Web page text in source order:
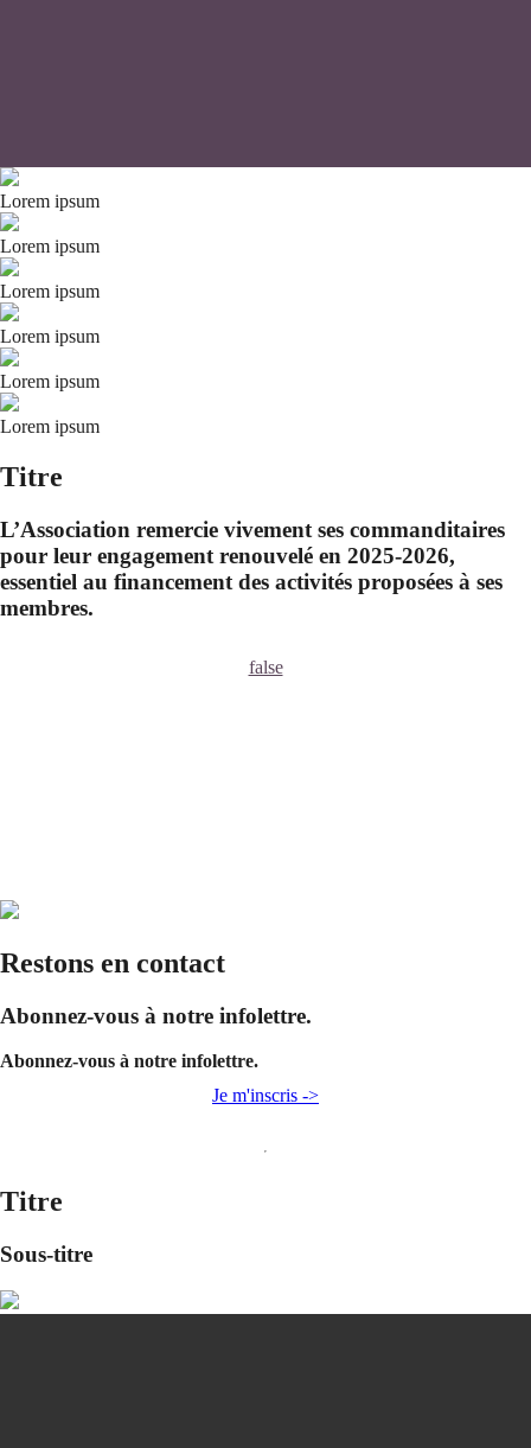
Lorem ipsum
Lorem ipsum
Lorem ipsum
Lorem ipsum
Lorem ipsum
Lorem ipsum
Titre
L’Association remercie vivement ses commanditaires
pour leur engagement renouvelé en 2025-2026,
essentiel au financement des activités proposées à ses
membres.
false
Restons en contact
Abonnez-vous à notre infolettre.
Abonnez-vous à notre infolettre.
Je m'inscris ->
Titre
Sous-titre